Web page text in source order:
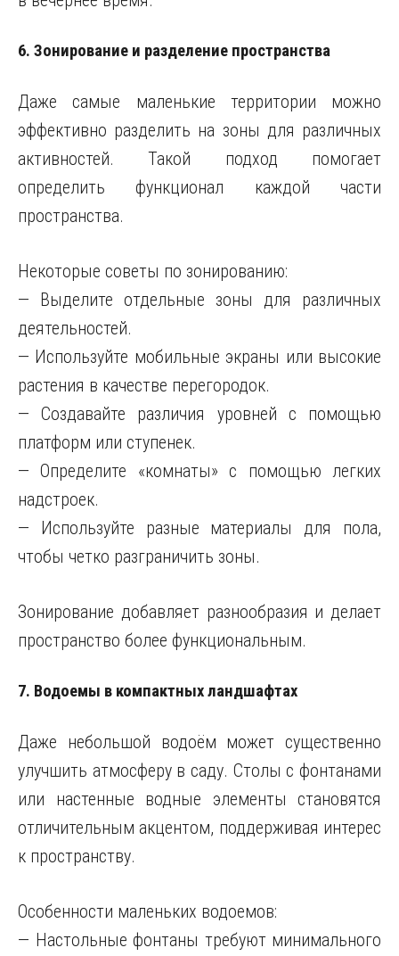
6. Зонирование и разделение пространства
Даже самые маленькие территории можно
эффективно разделить на зоны для различных
активностей. Такой подход помогает
определить функционал каждой части
пространства.
Некоторые советы по зонированию:
— Выделите отдельные зоны для различных
деятельностей.
— Используйте мобильные экраны или высокие
растения в качестве перегородок.
— Создавайте различия уровней с помощью
платформ или ступенек.
— Определите «комнаты» с помощью легких
надстроек.
— Используйте разные материалы для пола,
чтобы четко разграничить зоны.
Зонирование добавляет разнообразия и делает
пространство более функциональным.
7. Водоемы в компактных ландшафтах
Даже небольшой водоём может существенно
улучшить атмосферу в саду. Столы с фонтанами
или настенные водные элементы становятся
отличительным акцентом, поддерживая интерес
к пространству.
Особенности маленьких водоемов:
— Настольные фонтаны требуют минимального